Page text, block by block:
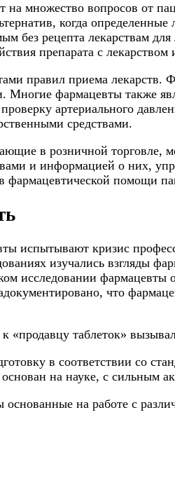
множество вопросов от
когда
без рецепта лекарствам
препарата с лекарством
правил приема
Многие фармацевты также
артериального
средствами.
в розничной
и информацией о них,
фармацевтической помощи
испытывают кризис
изучались взгляды
исследовании
что
«продавцу таблеток»
в соответствии со
на науке, с сильным
на работе с